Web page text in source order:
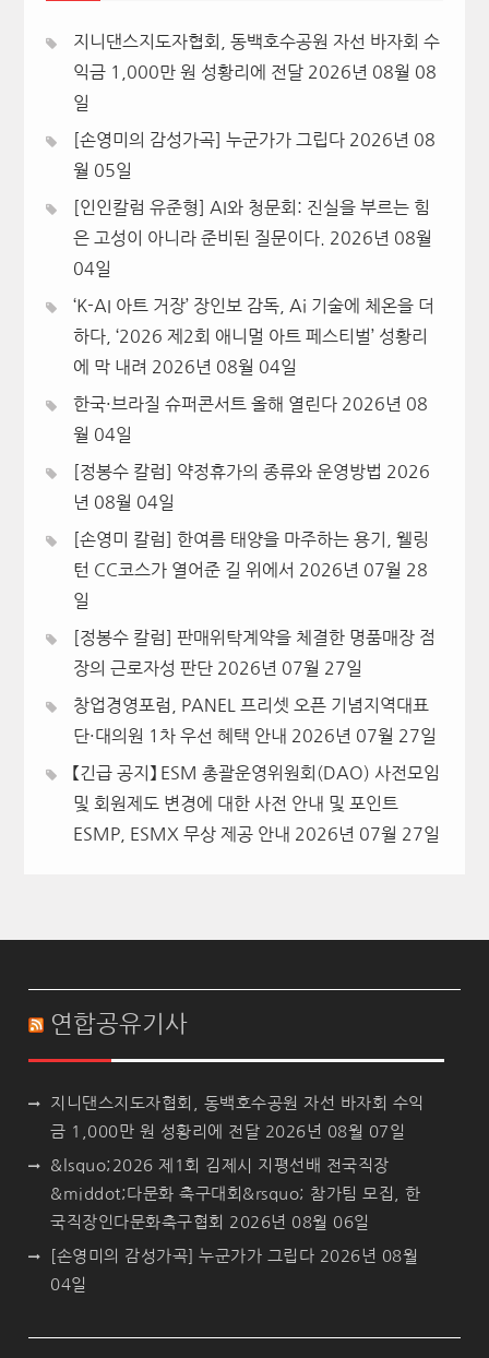
지니댄스지도자협회, 동백호수공원 자선 바자회 수
익금 1,000만 원 성황리에 전달 2026년 08월 08
일
[손영미의 감성가곡] 누군가가 그립다 2026년 08
월 05일
[인인칼럼 유준형] AI와 청문회: 진실을 부르는 힘
은 고성이 아니라 준비된 질문이다.
2026년 08월
04일
‘K-AI 아트 거장’ 장인보 감독, Ai 기술에 체온을 더
하다, ‘2026 제2회 애니멀 아트 페스티벌’ 성황리
에 막 내려 2026년 08월 04일
한국·브라질 슈퍼콘서트 올해 열린다 2026년 08
월 04일
[정봉수 칼럼] 약정휴가의 종류와 운영방법 2026
년 08월 04일
[손영미 칼럼] 한여름 태양을 마주하는 용기, 웰링
턴 CC코스가 열어준 길 위에서 2026년 07월 28
일
[정봉수 칼럼] 판매위탁계약을 체결한 명품매장 점
장의 근로자성 판단 2026년 07월 27일
창업경영포럼, PANEL 프리셋 오픈 기념지역대표
단·대의원 1차 우선 혜택 안내 2026년 07월 27일
【긴급 공지】 ESM 총괄운영위원회(DAO) 사전모임
및 회원제도 변경에 대한 사전 안내 및 포인트
ESMP, ESMX 무상 제공 안내 2026년 07월 27일
연합공유기사
지니댄스지도자협회, 동백호수공원 자선 바자회 수익
금 1,000만 원 성황리에 전달 2026년 08월 07일
&lsquo;2026 제1회 김제시 지평선배 전국직장
&middot;다문화 축구대회&rsquo; 참가팀 모집, 한
국직장인다문화축구협회 2026년 08월 06일
[손영미의 감성가곡] 누군가가 그립다 2026년 08월
04일